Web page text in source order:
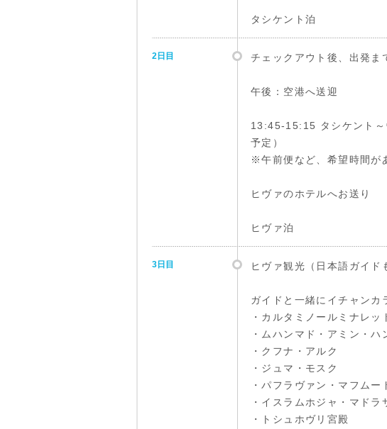
タシケント泊
2日目 チェックアウト後、出発ま
午後：空港へ送迎
13:45-15:15 タシケント～
予定）
※午前便など、希望時間が
ヒヴァのホテルへお送り
ヒヴァ泊
3日目 ヒヴァ観光（日本語ガイド
ガイドと一緒にイチャンカ
・カルタミノールミナレッ
・ムハンマド・アミン・ハ
・クフナ・アルク
・ジュマ・モスク
・パフラヴァン・マフムー
・イスラムホジャ・マドラ
・トシュホヴリ宮殿